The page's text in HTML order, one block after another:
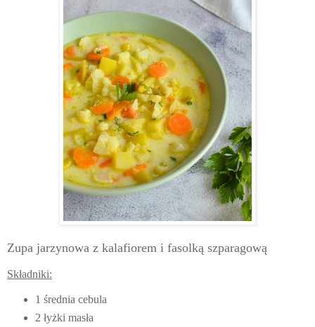
Zupa jarzynowa z kalafiorem i fasolką szparagową
Składniki:
1 średnia cebula
2 łyżki masła